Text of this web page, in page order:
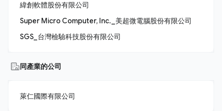
緯創軟體股份有限公司
Super Micro Computer, Inc._美超微電腦股份有限公司
SGS_台灣檢驗科技股份有限公司
同產業的公司
萊仁國際有限公司